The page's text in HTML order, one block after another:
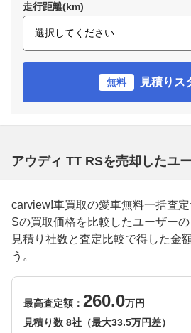
走行距離(km)
無料 見積りス
アウディ TT RSを売却したユ
carview!車買取の愛車無料一括査
Sの買取価格を比較したユーザーの
見積り社数と査定比較で得した金
う。
最高査定額： 260.0万円
見積り数 8社（最大33.5万円差）